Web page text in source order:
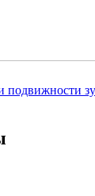
подвижности